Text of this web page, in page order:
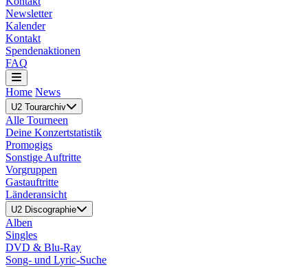
Newsletter
Kalender
Kontakt
Spendenaktionen
FAQ
Home News
U2 Tourarchiv
Alle Tourneen
Deine Konzertstatistik
Promogigs
Sonstige Auftritte
Vorgruppen
Gastauftritte
Länderansicht
U2 Discographie
Alben
Singles
DVD & Blu-Ray
Song- und Lyric-Suche